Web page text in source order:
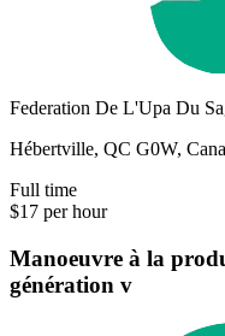
Federation De L'Upa Du
Hébertville, QC G0W,
Full time
$17 per hour
Manoeuvre à la
génération v